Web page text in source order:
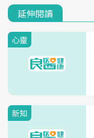
延伸閱讀
心靈
新知